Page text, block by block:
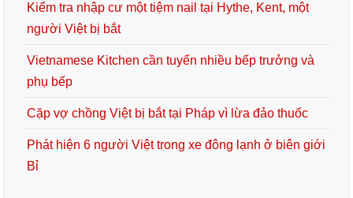
Kiểm tra nhập cư một tiệm nail tại Hythe, Kent, một
người Việt bị bắt
Vietnamese Kitchen cần tuyển nhiều bếp trưởng và
phụ bếp
Cặp vợ chồng Việt bị bắt tại Pháp vì lừa đảo thuốc
Phát hiện 6 người Việt trong xe đông lạnh ở biên giới
Bỉ